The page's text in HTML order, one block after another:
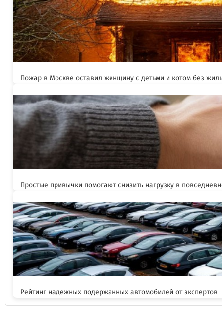
Пожар в Москве оставил женщину с детьми и котом без
Простые привычки помогают снизить нагрузку в
Рейтинг надежных подержанных автомобилей от экспертов